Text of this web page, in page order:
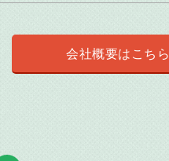
会社概要はこちら